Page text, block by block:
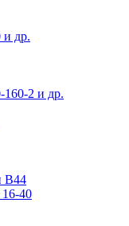
и др.
2 и др.
В44
40